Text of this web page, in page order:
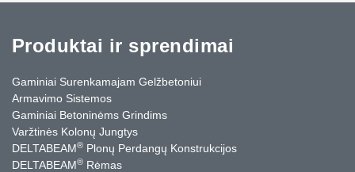
Produktai ir sprendimai
Gaminiai Surenkamajam Gelžbetoniui
Armavimo Sistemos
Gaminiai Betoninėms Grindims
Varžtinės Kolonų Jungtys
DELTABEAM® Plonų Perdangų Konstrukcijos
DELTABEAM® Rėmas